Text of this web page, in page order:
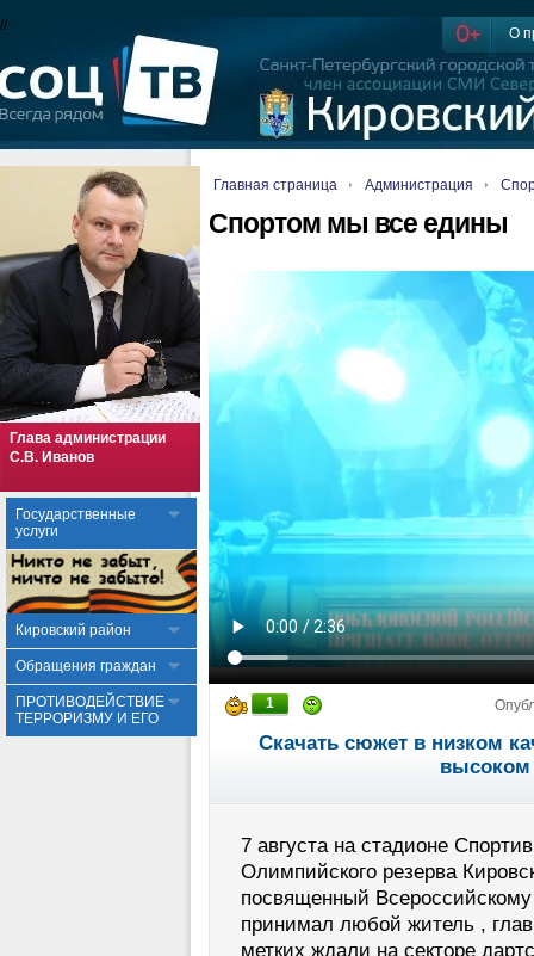
О
//
Глава администрации
С.В. Иванов
Государственные
услуги
Кировский район
Обращения граждан
ПРОТИВОДЕЙСТВИЕ
ТЕРРОРИЗМУ И ЕГО
Главная страница Администрация
Спортом мы все едины
1
Скачать сюжет в низком
высоком
7 августа на стадионе
Олимпийского резерва
посвященный
принимал любой житель ,
метких ждали на секторе